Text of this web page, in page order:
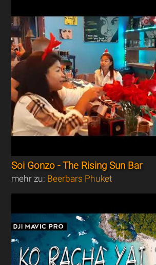
Soi Gonzo - The Rising Sun Bar
mehr zu: Beerbars Phuket